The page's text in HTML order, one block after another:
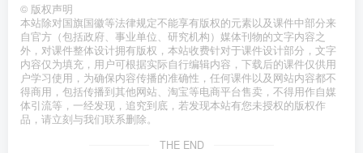
© 版权声明
本站除对国旗国徽等法律规定不能享有版权的元素以及课件中部分来
自官方（包括政府、事业单位、研究机构）媒体刊物的文字内容之
外，对课件整体设计拥有版权，本站收费针对于课件设计部分，文字
内容仅为填充，用户可根据实际自行编辑内容，下载后的课件仅供用
户学习使用，为确保内容传播的准确性，任何课件以及网站内容都不
得商用，包括传播到其他网站、淘宝等电商平台售卖，不得用作自媒
体引流等，一经发现，追究到底，若发现本站有您未授权的版权作
品，请立刻与我们联系删除。
THE END